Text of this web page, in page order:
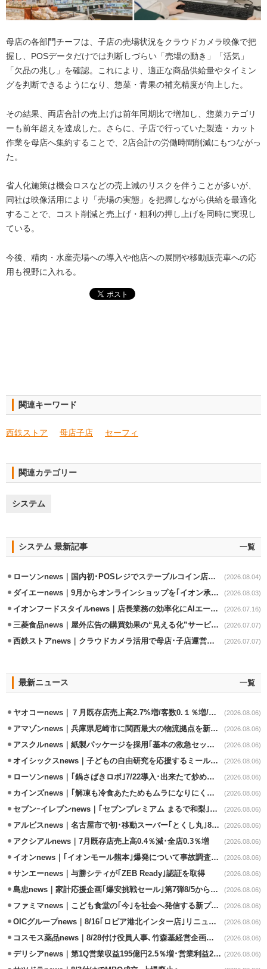
母店の各部門チーフは、子店の売場状況をクラウドカメラ映像で把
握し、POSデータだけでは判断しづらい「売場の動き」「活気」
「欠品の兆し」を確認。これにより、適正な商品供給量やタイミン
グを判断できるようになり、惣菜・青果の補充精度が向上した。
その結果、両店合計の売上げは前年同期比で増加し、惣菜カテゴリ
ーも前年超えを達成した。さらに、子店で行っていた製造・カット
作業を母店へ集約することで、2店合計の労働時間削減にもつながっ
た。
省人化施策は機会ロスなどの売上減のリスクを伴うことが多いが、
同社は映像活用により「売場の実態」を把握しながら供給を最適化
することで、コスト削減と売上げ・粗利の押し上げを同時に実現し
ている。
今後、精肉・水産売場への導入や他店への展開や移動販売車への応
用も視野に入れる。
関連キーワード
西鉄ストア 母店子店 セーフィ
関連カテゴリー
システム
システム 最新記事 一覧
ローソンnews｜国内初･POSレジでステーブルコイン店頭決済実証実験を実施 (2026.08.04)
ダイエーnews｜9月からオンラインショップを｢イオン承りオンライン｣へ移行 (2026.08.03)
イオンフードスタイルnews｜店長業務の効率化にAIエージェント活用実験 (2026.07.16)
三菱食品news｜屋外広告の購買効果の“見える化”サービス開始 (2026.07.07)
西鉄ストアnews｜クラウドカメラ活用で母店･子店運営の効率化 (2026.07.07)
最新ニュース 一覧
ヤオコーnews｜７月既存店売上高2.7%増/客数0.１％増/客単価2.6％増 (2026.08.06)
アマゾンnews｜兵庫県尼崎市に関西最大の物流拠点を新設・市内2拠点目 (2026.08.06)
アスクルnews｜紙製パッケージを採用｢基本の救急セット｣8/5発売 (2026.08.06)
オイシックスnews｜子どもの自由研究を応援するミールキット8/6発売 (2026.08.06)
ローソンnews｜｢鍋さばきロボ｣7/22導入･出来たて炒めメニューを提供 (2026.08.06)
カインズnews｜｢解凍も冷食あたためもムラになりにくいフラットレンジ｣発売 (2026.08.06)
セブンｰイレブンnews｜｢セブンプレミアム まるで和梨｣8/11から順次発売 (2026.08.06)
アルビスnews｜名古屋市で初･移動スーパー｢とくし丸｣8/4運行開始 (2026.08.06)
アクシアルnews｜7月既存店売上高0.4％減･全店0.3％増 (2026.08.06)
イオンnews｜｢イオンモール熊本｣爆発について事故調査委員会設置 (2026.08.06)
サンエーnews｜与勝シティが｢ZEB Ready｣認証を取得 (2026.08.06)
島忠news｜家計応援企画｢爆安挑戦セール｣第7弾8/5から開催 (2026.08.06)
ファミマnews｜こども食堂の｢今｣を社会へ発信する新プロジェクト始動 (2026.08.06)
OICグループnews｜8/16｢ロピア港北インター店｣リニューアル/食品売場拡大 (2026.08.06)
コスモス薬品news｜8/28付け役員人事､竹森基経営企画部長が昇格 (2026.08.06)
デリシアnews｜第1Q営業収益195億円2.5％増･営業利益27.8%減 (2026.08.06)